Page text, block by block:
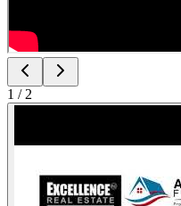
1 / 2